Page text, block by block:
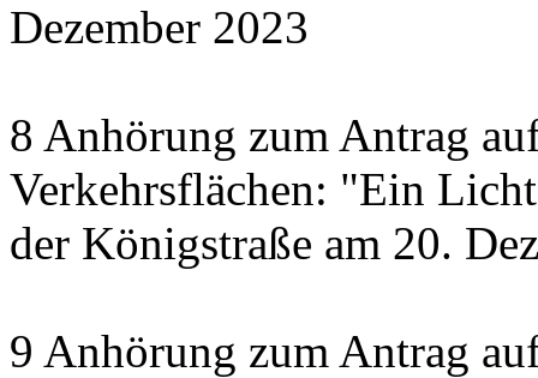
Dezember 2023
8 Anhörung zum Antrag
Verkehrsflächen: "Ein
der Königstraße am 20.
9 Anhörung zum Antrag